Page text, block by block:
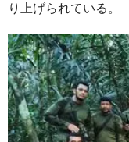
り上げられている。